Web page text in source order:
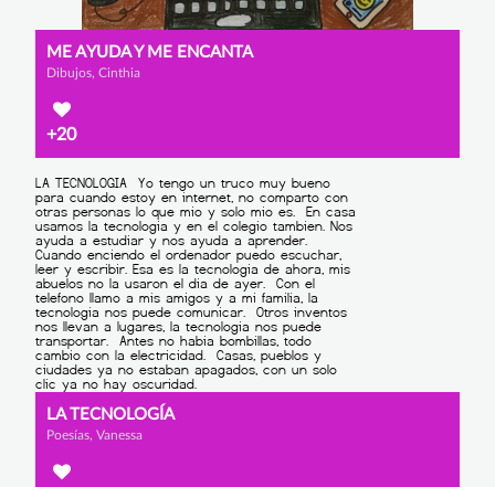
ME AYUDA Y ME ENCANTA
Dibujos, Cinthia
+20
LA TECNOLOGÍA
Poesías, Vanessa